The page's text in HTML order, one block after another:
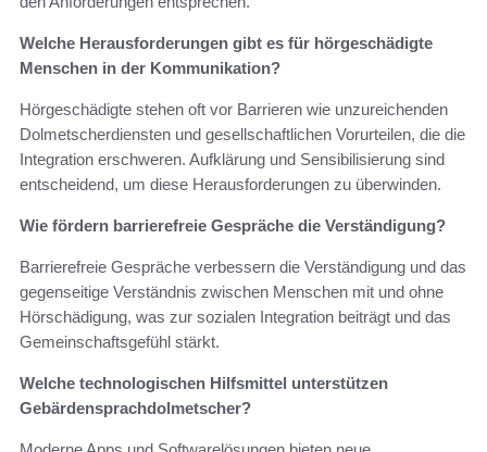
Welche Herausforderungen gibt es für hörgeschädigte
Menschen in der Kommunikation?
Hörgeschädigte stehen oft vor Barrieren wie unzureichenden
Dolmetscherdiensten und gesellschaftlichen Vorurteilen, die die
Integration erschweren. Aufklärung und Sensibilisierung sind
entscheidend, um diese Herausforderungen zu überwinden.
Wie fördern barrierefreie Gespräche die Verständigung?
Barrierefreie Gespräche verbessern die Verständigung und das
gegenseitige Verständnis zwischen Menschen mit und ohne
Hörschädigung, was zur sozialen Integration beiträgt und das
Gemeinschaftsgefühl stärkt.
Welche technologischen Hilfsmittel unterstützen
Gebärdensprachdolmetscher?